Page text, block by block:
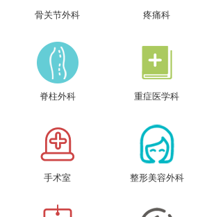
骨关节外科 疼痛科
脊柱外科 重症医学科
手术室 整形美容外科